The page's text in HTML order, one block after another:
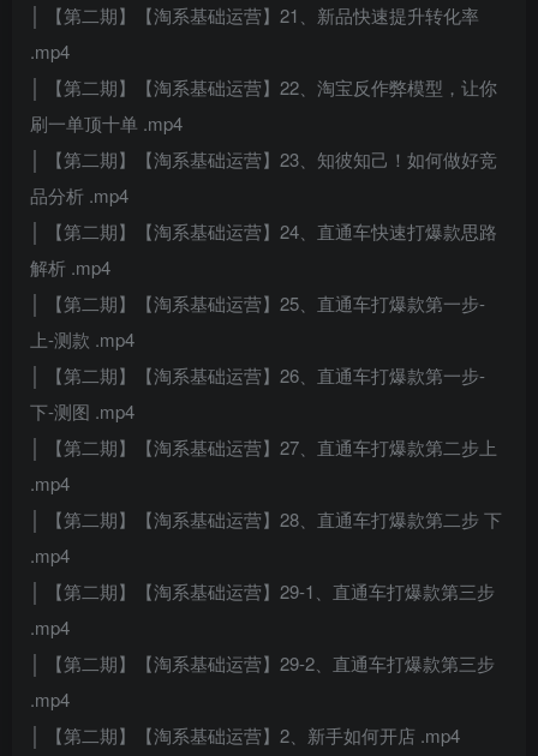
│ 【第二期】【淘系基础运营】21、新品快速提升转化率
.mp4
│ 【第二期】【淘系基础运营】22、淘宝反作弊模型，让你
刷一单顶十单 .mp4
│ 【第二期】【淘系基础运营】23、知彼知己！如何做好竞
品分析 .mp4
│ 【第二期】【淘系基础运营】24、直通车快速打爆款思路
解析 .mp4
│ 【第二期】【淘系基础运营】25、直通车打爆款第一步-
上-测款 .mp4
│ 【第二期】【淘系基础运营】26、直通车打爆款第一步-
下-测图 .mp4
│ 【第二期】【淘系基础运营】27、直通车打爆款第二步上
.mp4
│ 【第二期】【淘系基础运营】28、直通车打爆款第二步 下
.mp4
│ 【第二期】【淘系基础运营】29-1、直通车打爆款第三步
.mp4
│ 【第二期】【淘系基础运营】29-2、直通车打爆款第三步
.mp4
│ 【第二期】【淘系基础运营】2、新手如何开店 .mp4